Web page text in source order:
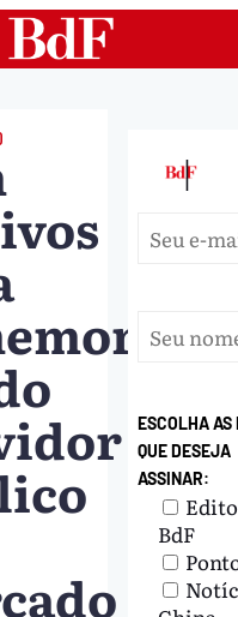
|
ESCOLHA AS
QUE DESEJA
ASSINAR:
BdF